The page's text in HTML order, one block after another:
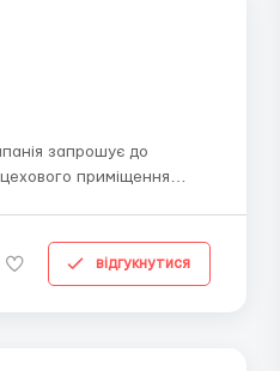
запрошує до
відгукнутися